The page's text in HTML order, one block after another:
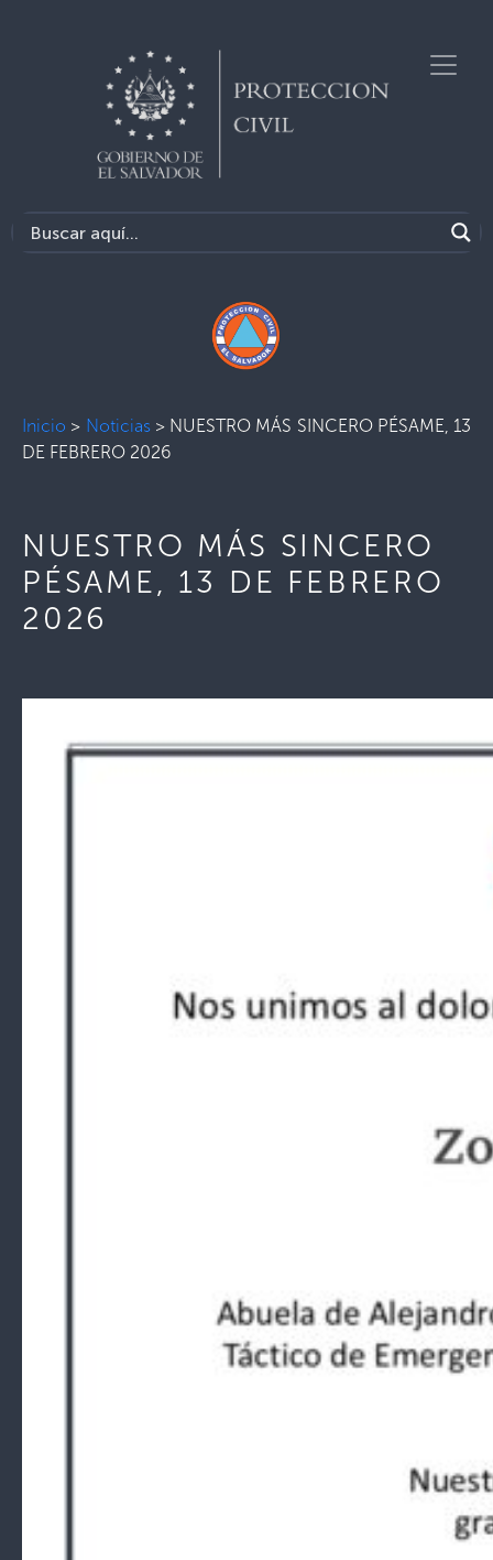
Inicio > Noticias> NUESTRO MÁS SINCERO PÉSAME, 13
DE FEBRERO 2026
NUESTRO MÁS SINCERO
PÉSAME, 13 DE FEBRERO
2026